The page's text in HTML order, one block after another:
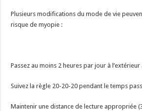
Plusieurs modifications du mode de vie
risque de myopie :
Passez au moins 2 heures par jour à
Suivez la règle 20-20-20 pendant le temps
Maintenir une distance de lecture appropriée